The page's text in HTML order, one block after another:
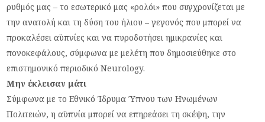
ρυθμός μας – το εσωτερικό μας «ρολόι» που συγχρονίζεται με
την ανατολή και τη δύση του ήλιου – γεγονός που μπορεί να
προκαλέσει αϋπνίες και να πυροδοτήσει ημικρανίες και
πονοκεφάλους, σύμφωνα με μελέτη που δημοσιεύθηκε στο
επιστημονικό περιοδικό Neurology.
Μην έκλεισαν μάτι
Σύμφωνα με το Εθνικό Ίδρυμα Ύπνου των Ηνωμένων
Πολιτειών, η αϋπνία μπορεί να επηρεάσει τη σκέψη, την